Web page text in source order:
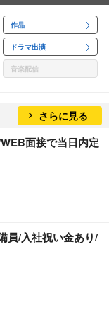
作品
ドラマ出演
音楽配信
さらに見る
面接で当日内定
員/入社祝い金あり/